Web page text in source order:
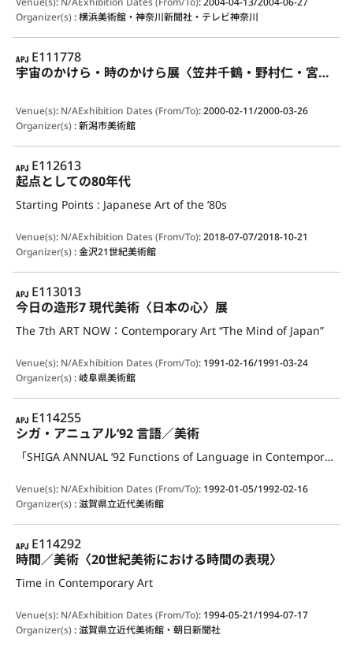
Organizer(s):横浜美術館・神奈川新聞社・テレビ神奈川
APJ
E111778
宇宙のかけら・時のかけら展〈笠井千鶴・野村仁・宮島達男〉
Venue(s): N/AExhibition Dates (From/To):2000-02-11/2000-03-26
Organizer(s):新潟市美術館
APJ
E112613
起点としての80年代
Starting Points : Japanese Art of the ’80s
Venue(s): N/AExhibition Dates (From/To):2018-07-07/2018-10-21
Organizer(s):金沢21世紀美術館
APJ
E113013
今日の造形7 現代美術〈日本の心〉展
The 7th ART NOW：Contemporary Art “The Mind of Japan”
Venue(s): N/AExhibition Dates (From/To): 1991-02-16/1991-03-24
Organizer(s):岐阜県美術館
APJ
E114255
シガ・アニュアル’92 言語／美術
「SHIGA ANNUAL ’92 Functions of Language in Contemporary Art
Venue(s): N/AExhibition Dates (From/To): 1992-01-05/1992-02-16
Organizer(s):滋賀県立近代美術館
APJ
E114292
時間／美術〈20世紀美術における時間の表現〉
Time in Contemporary Art
Venue(s): N/AExhibition Dates (From/To): 1994-05-21/1994-07-17
Organizer(s):滋賀県立近代美術館・朝日新聞社